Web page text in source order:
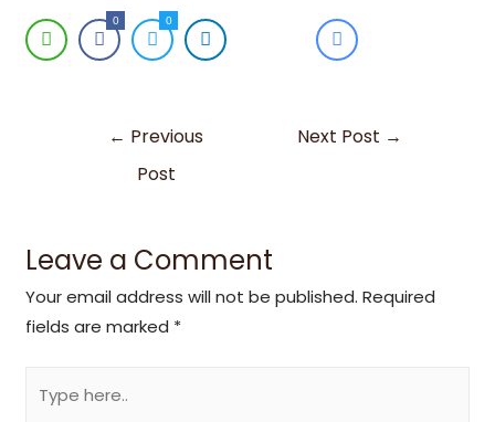
0 0
← Previous
Post
Next Post →
Leave a Comment
Your email address will not be published. Required
fields are marked *